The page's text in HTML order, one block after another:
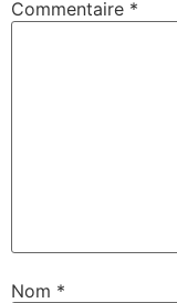
Commentaire *
Nom *